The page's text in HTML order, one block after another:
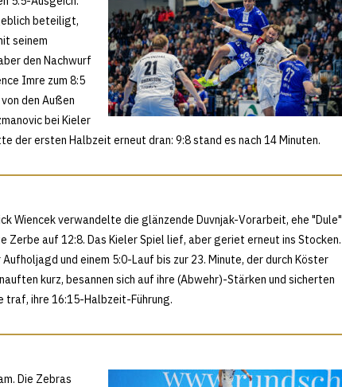
beteiligt,
seinem
den Nachwurf
Imre zum 8:5
den Außen
bei Kieler
der ersten Halbzeit erneut dran: 9:8 stand es nach 14 Minuten.
Wiencek verwandelte die glänzende Duvnjak-Vorarbeit, ehe "Dule"
auf 12:8. Das Kieler Spiel lief, aber geriet erneut ins Stocken.
und einem 5:0-Lauf bis zur 23. Minute, der durch Köster
kurz, besannen sich auf ihre (Abwehr)-Stärken und sicherten
traf, ihre 16:15-Halbzeit-Führung.
Die Zebras